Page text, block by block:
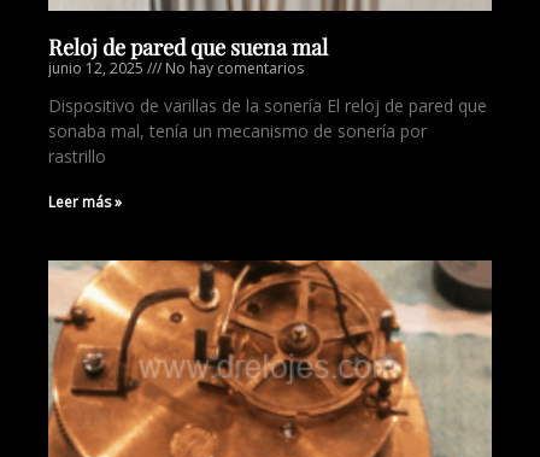
Reloj de pared que suena mal
junio 12, 2025 No hay comentarios
Dispositivo de varillas de la sonería El reloj de pared que
sonaba mal, tenía un mecanismo de sonería por
rastrillo
Leer más »